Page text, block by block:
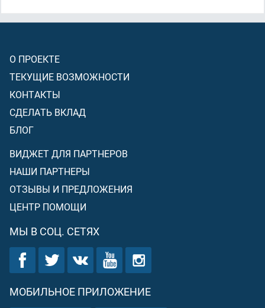
О ПРОЕКТЕ
ТЕКУЩИЕ ВОЗМОЖНОСТИ
КОНТАКТЫ
СДЕЛАТЬ ВКЛАД
БЛОГ
ВИДЖЕТ ДЛЯ ПАРТНЕРОВ
НАШИ ПАРТНЕРЫ
ОТЗЫВЫ И ПРЕДЛОЖЕНИЯ
ЦЕНТР ПОМОЩИ
МЫ В СОЦ. СЕТЯХ
МОБИЛЬНОЕ ПРИЛОЖЕНИЕ